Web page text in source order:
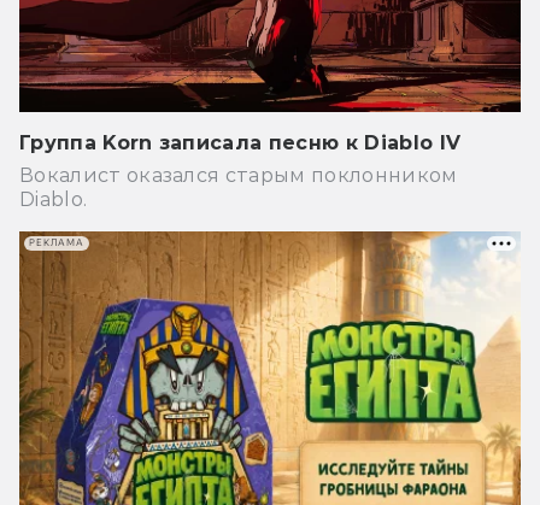
Группа Korn записала песню к Diablo IV
Вокалист оказался старым поклонником
Diablo.
РЕКЛАМА